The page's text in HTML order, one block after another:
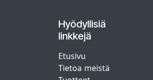
Hyödyllisiä
linkkejä
Etusivu
Tietoa meistä